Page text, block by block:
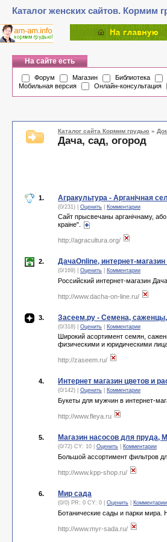
Каталог женских сайтов. Кормим
На сайте есть
Форум Магазин Библиотека
Мобильная версия
Онлайн-консультация
Каталог сайта Кормим грудью »
Дача, сад, огород
1. Агракультура - Арганічная
(0/231) | Оценить Комментарии
Сайт прысвечаны арганічнаму,
краіне".
http://agracultura.org/
2. ДачаOnline, интернет-
(0/169) | Оценить Комментарии
Российский интернет-магазин
http://www.dacha-on-line.ru/
3. Засеем.ру - Cемена,
(0/318) | Оценить Комментарии
Широкий асортимент семян,
физическими и юридическими
http://zaseem.ru/
4. Интернет магазин цветов и
(0/142) | Оценить Комментарии
Букеты для мужчин в интернет-
http://www.fleya.ru
5. Магазин насосов для пруда,
(0/72) CY: 10 | Оценить Комментарии
Большой ассортимент фильтров
http://www.kpp-shop.ru/
6. Мир сада
(0/0) PR: 0 CY: 0 | Оценить Комментарии
Ботанические сады и парки мира.
http://www.myr-sada.ru/